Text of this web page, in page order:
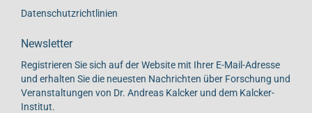
Datenschutzrichtlinien
Newsletter
Registrieren Sie sich auf der Website mit Ihrer E-Mail-Adresse
und erhalten Sie die neuesten Nachrichten über Forschung und
Veranstaltungen von Dr. Andreas Kalcker und dem Kalcker-
Institut.